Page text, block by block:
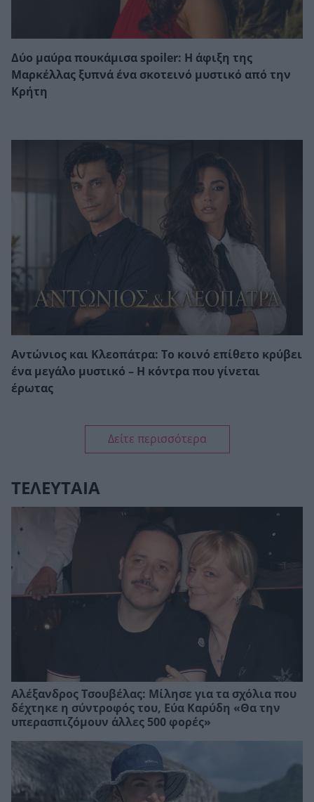
Δύο μαύρα πουκάμισα spoiler: Η άφιξη της
Μαρκέλλας ξυπνά ένα σκοτεινό μυστικό από την
Κρήτη
Αντώνιος και Κλεοπάτρα: Το κοινό επίθετο κρύβει
ένα μεγάλο μυστικό – Η κόντρα που γίνεται
έρωτας
Δείτε περισσότερα
ΤΕΛΕΥΤΑΙΑ
Αλέξανδρος Τσουβέλας: Μίλησε για τα σχόλια που
δέχτηκε η σύντροφός του, Εύα Καρύδη «Θα την
υπερασπιζόμουν άλλες 500 φορές»